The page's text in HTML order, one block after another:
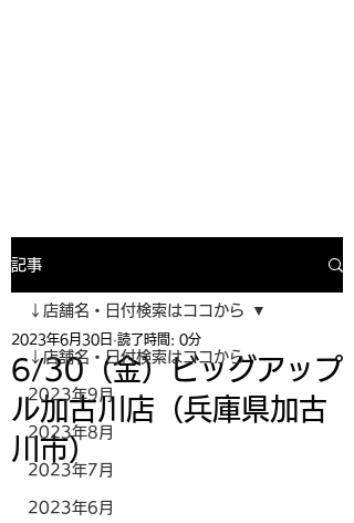
記事
↓店舗名・日付検索はココから
2023年9月
2023年8月
2023年7月
2023年6月
↓店舗名・日付検索はココから
6/30（金）ビッグアップ
ル加古川店（兵庫県加古
川市）
2023年6月30日 読了時間: 0分